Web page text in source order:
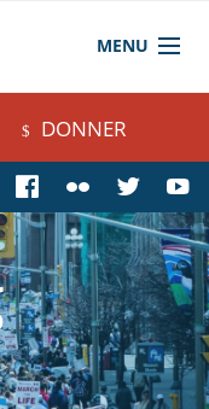
MENU
DONNER